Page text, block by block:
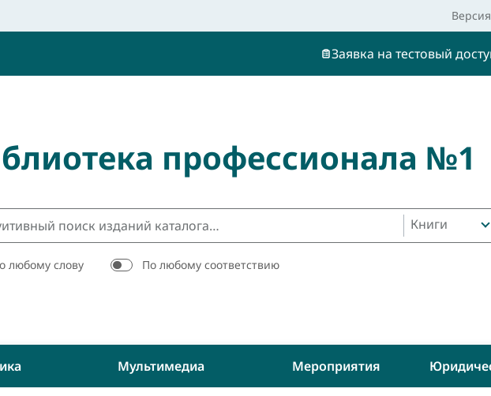
Заявка на тестовый
профессионала №1
Книги
любому слову По любому соответствию
Мультимедиа Мероприятия